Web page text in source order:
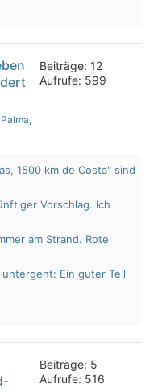
,
Beiträge: 12
Aufrufe: 599
1500 km de Costa" sind
Vorschlag. Ich
am Strand. Rote
Ein guter Teil
Beiträge: 5
Aufrufe: 516